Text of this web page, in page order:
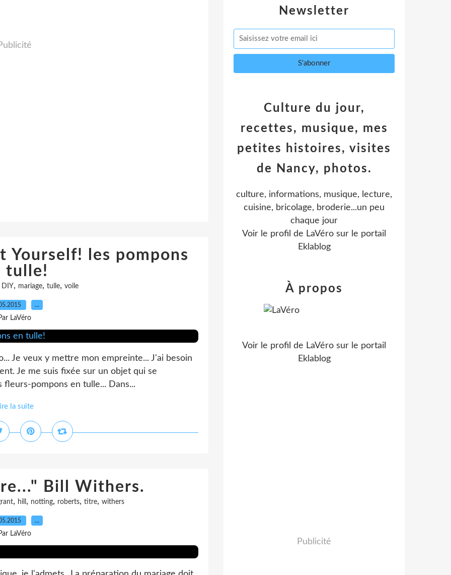
Yourself! les pompons
tulle!
DIY, mariage, tulle, voile
…
LaVéro
Je veux y mettre mon empreinte... J'ai besoin
Je me suis fixée sur un objet qui se
fleurs-pompons en tulle... Dans...
la suite
Bill Withers.
, hill , notting, roberts, titre, withers
…
LaVéro
Newsletter
Culture du jour,
recettes, musique, mes
petites histoires, visites
de Nancy, photos.
culture, informations, musique, lecture,
cuisine, bricolage, broderie...un peu
chaque jour
Voir le profil de LaVéro sur le portail
Eklablog
À propos
Voir le profil de LaVéro sur le portail
Eklablog
Publicité